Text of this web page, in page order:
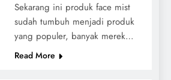
Sekarang ini produk face mist
sudah tumbuh menjadi produk
yang populer, banyak merek…
Read More